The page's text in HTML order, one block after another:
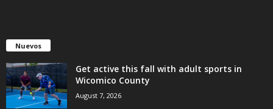
Nuevos
Get active this fall with adult sports in
Wicomico County
August 7, 2026